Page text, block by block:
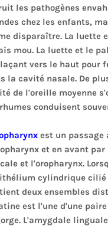
les pathogènes
chez les enfants,
disparaître. La luette
mou. La luette et le
vers le haut pour
la cavité nasale. De
de l'oreille moyenne
conduisent
est un passage
et en avant
et l'oropharynx.
cylindrique cilié
deux ensembles
est l'une d'une
L'amygdale